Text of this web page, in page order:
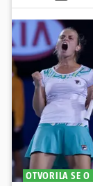
OTVORILA SE O